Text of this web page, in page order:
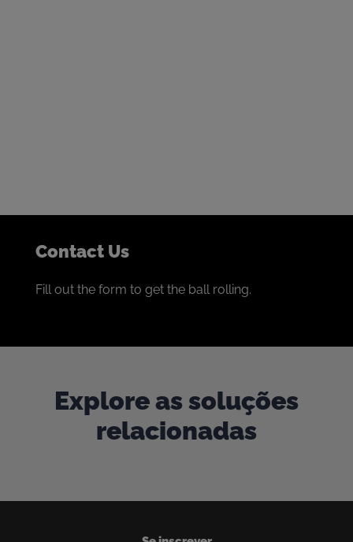
Contact Us
Fill out the form to get the ball rolling.
Explore as soluções
relacionadas